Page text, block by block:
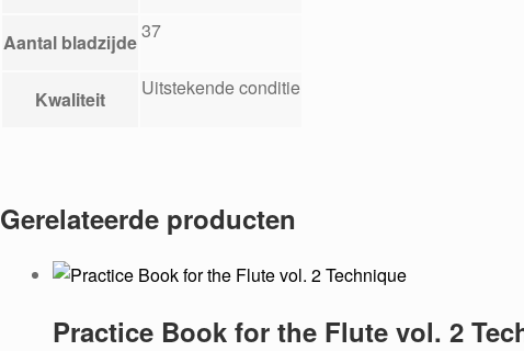
Aantal bladzijde37
Kwaliteit Uitstekende conditie
Gerelateerde producten
Practice Book for the Flute vol. 2